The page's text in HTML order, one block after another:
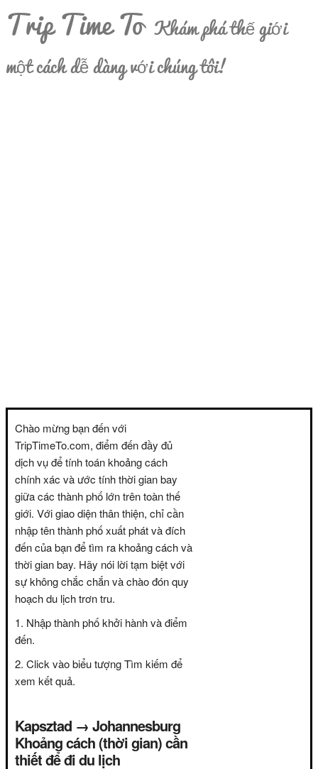
Trip Time To Khám phá thế giới
một cách dễ dàng với chúng tôi!
Chào mừng bạn đến với
TripTimeTo.com, điểm đến đầy đủ
dịch vụ để tính toán khoảng cách
chính xác và ước tính thời gian bay
giữa các thành phố lớn trên toàn thế
giới. Với giao diện thân thiện, chỉ cần
nhập tên thành phố xuất phát và đích
đến của bạn để tìm ra khoảng cách và
thời gian bay. Hãy nói lời tạm biệt với
sự không chắc chắn và chào đón quy
hoạch du lịch trơn tru.
Nhập thành phố khởi hành và điểm
đến.
Click vào biểu tượng Tìm kiếm để
xem kết quả.
Kapsztad → Johannesburg
Khoảng cách (thời gian) cần
thiết để đi du lịch